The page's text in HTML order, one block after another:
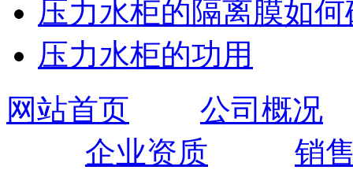
压力水柜的隔离膜如
压力水柜的功用
网站首页
公司概况
企业资质
销